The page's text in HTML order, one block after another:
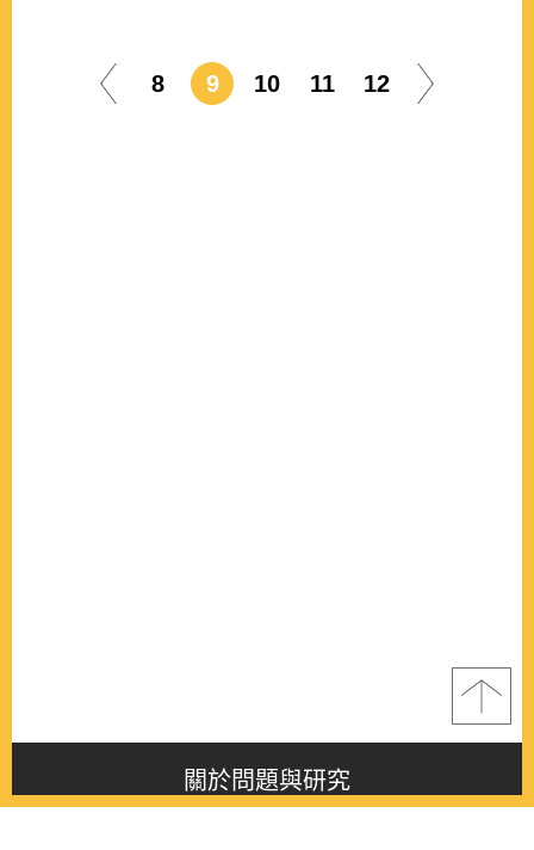
8 9 10 11 12
關於問題與研究
About this journal